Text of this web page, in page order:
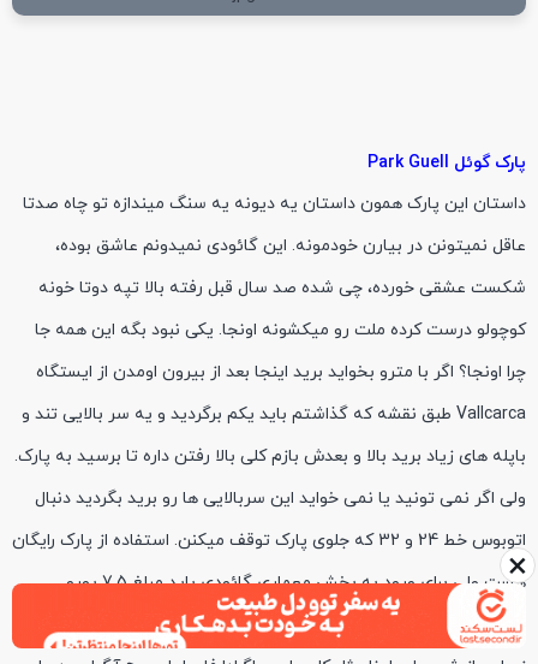
پارک گوئل Park Guell
داستان این پارک همون داستان یه دیونه یه سنگ میندازه تو چاه صدتا
عاقل نمیتونن در بیارن خودمونه. این گائودی نمیدونم عاشق بوده،
شکست عشقی خورده، چی شده صد سال قبل رفته بالا تپه دوتا خونه
کوچولو درست کرده ملت رو میکشونه اونجا. یکی نبود بگه این همه جا
چرا اونجا؟ اگر با مترو بخواید برید اینجا بعد از بیرون اومدن از ایستگاه
Vallcarca طبق نقشه که گذاشتم باید یکم برگردید و یه سر بالایی تند و
باپله های زیاد برید بالا و بعدش بازم کلی بالا رفتن داره تا برسید به پارک.
ولی اگر نمی تونید یا نمی خواید این سربالایی ها رو برید بگردید دنبال
اتوبوس خط 24 و 32 که جلوی پارک توقف میکنن. استفاده از پارک رایگان
هست ولی برای ورود به بخش معماری گائودی باید مبلغ 7.5 یورو
پرداخت کنید که من این بلیت هم از قبل خرید کرده بودم. بالای پارک دید
×